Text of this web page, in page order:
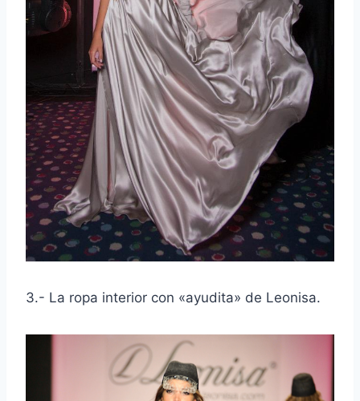
3.- La ropa interior con «ayudita» de Leonisa.